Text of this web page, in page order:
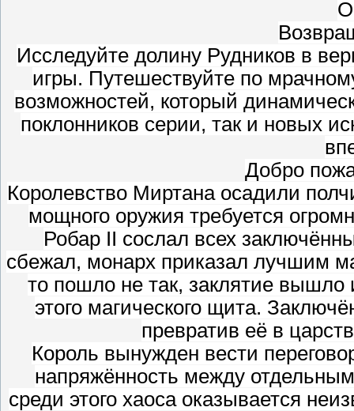
Исследуйте долину Рудников в
игры. Путешествуйте по
возможностей, который
поклонников серии, так и новых
Добро
Королевство Миртана осадили
мощного оружия требуется
Робар II сослал всех
сбежал, монарх приказал лучшим
то пошло не так, заклятие вышло
этого магического щита.
превратив её в
Король вынужден вести
напряжённость между
среди этого хаоса оказывается